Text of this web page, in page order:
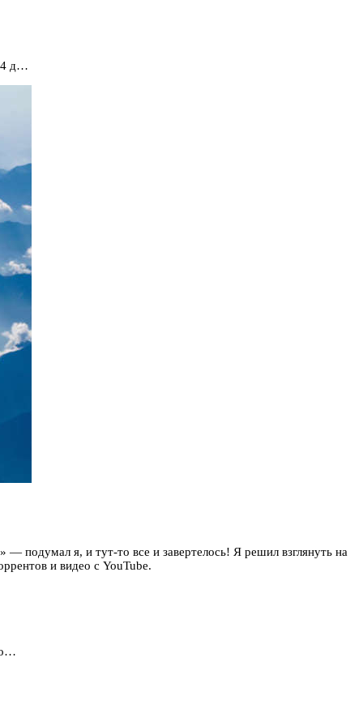
д…
подумал я, и тут-то все и завертелось! Я решил взглянуть на
и видео с YouTube.